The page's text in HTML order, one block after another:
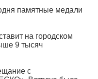
памятные медали
на городском
9 тысяч
с